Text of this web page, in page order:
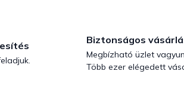
Biztonságos
Megbízható üzlet
Több ezer elégedett